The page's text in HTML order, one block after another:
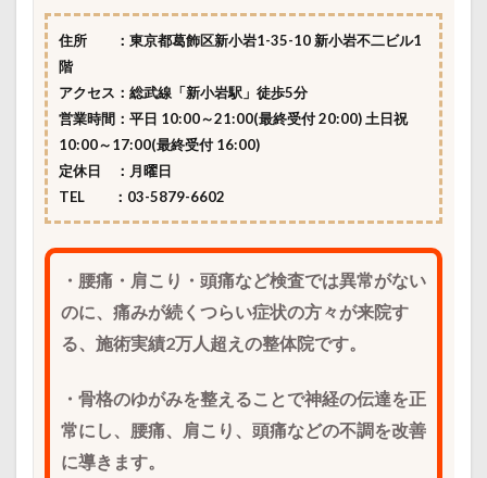
住所 ：東京都葛飾区新小岩1-35-10 新小岩不二ビル1
階
アクセス：総武線「新小岩駅」徒歩5分
営業時間： 平日 10:00～21:00(最終受付 20:00) 土日祝
10:00～17:00(最終受付 16:00)
定休日 ：月曜日
TEL ：03-5879-6602
・腰痛・肩こり・頭痛など検査では異常がない
のに、痛みが続くつらい症状の方々が来院す
る、施術実績2万人超えの整体院です。
・骨格のゆがみを整えることで神経の伝達を正
常にし、腰痛、肩こり、頭痛などの不調を改善
に導きます。